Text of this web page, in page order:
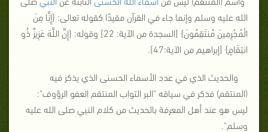
الله عليه وسلم وإنما جاء في القرآن مقيدًا كقوله تعالى: {إِنَّا مِنَ
الْمُجْرِمِينَ مُنتَقِمُونَ} [السجدة من الآية: 22] وقوله: {
إِنَّ اللَّهَ عَزِيزٌ ذُو
انتِقَامٍ} [إبراهيم من الآية:47].
والحديث الذي في عدد الأسماء الحسنى الذي يذكر فيه
(المنتقم) فذكر في سياقه "البر التواب المنتقم العفو الرؤوف":
ليس هو عند أهل المعرفة بالحديث من كلام النبي صلى الله عليه
وسلم".